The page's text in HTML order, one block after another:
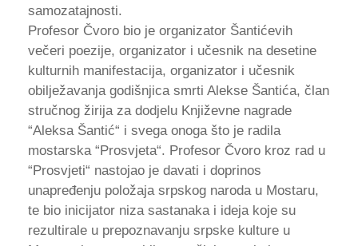
samozatajnosti.
Profesor Čvoro bio je organizator Šantićevih
večeri poezije, organizator i učesnik na desetine
kulturnih manifestacija, organizator i učesnik
obilježavanja godišnjica smrti Alekse Šantića, član
stručnog žirija za dodjelu Književne nagrade
“Aleksa Šantić“ i svega onoga što je radila
mostarska “Prosvjeta“. Profesor Čvoro kroz rad u
“Prosvjeti“ nastojao je davati i doprinos
unapređenju položaja srpskog naroda u Mostaru,
te bio inicijator niza sastanaka i ideja koje su
rezultirale u prepoznavanju srpske kulture u